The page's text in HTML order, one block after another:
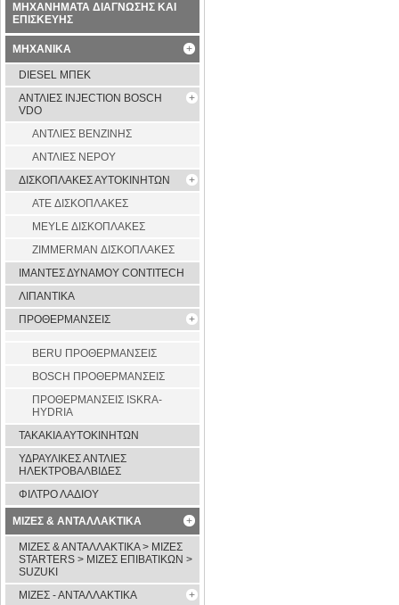
ΜΗΧΑΝΗΜΑΤΑ ΔΙΑΓΝΩΣΗΣ ΚΑΙ
ΕΠΙΣΚΕΥΗΣ
ΜΗΧΑΝΙΚΑ
DIESEL ΜΠΕΚ
ΑΝΤΛΙΕΣ INJECTION BOSCH
VDO
ΑΝΤΛΙΕΣ ΒΕΝΖΙΝΗΣ
ΑΝΤΛΙΕΣ ΝΕΡΟΥ
ΔΙΣΚΟΠΛΑΚΕΣ ΑΥΤΟΚΙΝΗΤΩΝ
ATE ΔΙΣΚΟΠΛΑΚΕΣ
MEYLE ΔΙΣΚΟΠΛΑΚΕΣ
ZIMMERMAN ΔΙΣΚΟΠΛΑΚΕΣ
ΙΜΑΝΤΕΣ ΔΥΝΑΜΟΥ CONTITECH
ΛΙΠΑΝΤΙΚΑ
ΠΡΟΘΕΡΜΑΝΣΕΙΣ
BERU ΠΡΟΘΕΡΜΑΝΣΕΙΣ
BOSCH ΠΡΟΘΕΡΜΑΝΣΕΙΣ
ΠΡΟΘΕΡΜΑΝΣΕΙΣ ISKRA-
HYDRIA
ΤΑΚΑΚΙΑ ΑΥΤΟΚΙΝΗΤΩΝ
ΥΔΡΑΥΛΙΚΕΣ ΑΝΤΛΙΕΣ
ΗΛΕΚΤΡΟΒΑΛΒΙΔΕΣ
ΦΙΛΤΡΟ ΛΑΔΙΟΥ
ΜΙΖΕΣ & ΑΝΤΑΛΛΑΚΤΙΚΑ
ΜΙΖΕΣ & ΑΝΤΑΛΛΑΚΤΙΚΑ > ΜΙΖΕΣ
STARTERS > ΜΙΖΕΣ ΕΠΙΒΑΤΙΚΩΝ >
SUZUKI
ΜΙΖΕΣ - ΑΝΤΑΛΛΑΚΤΙΚΑ